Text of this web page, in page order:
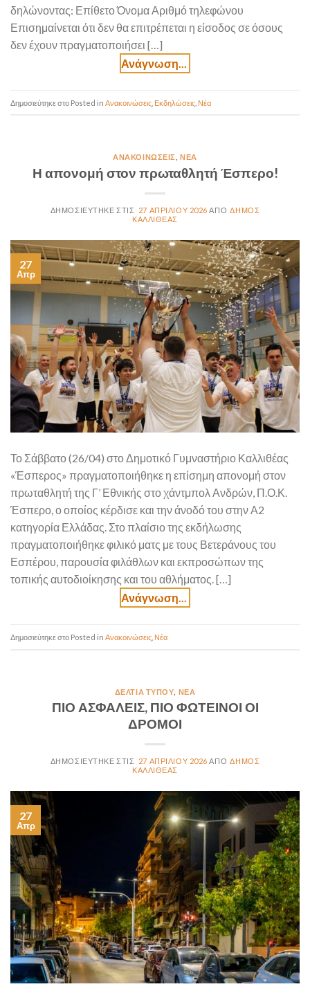
δηλώνοντας: Επίθετο Όνομα Αριθμό τηλεφώνου
Επισημαίνεται ότι δεν θα επιτρέπεται η είσοδος σε όσους
δεν έχουν πραγματοποιήσει […]
Posted in Ανακοινώσεις Εκδηλώσεις Νέα
ΑΝΑΚΟΙΝΏΣΕΙΣ ,ΝΈΑ
Η απονομή στον πρωταθλητή Έσπερο!
27 ΑΠΡΙΛΊΟΥ 2026
ΔΉΜΟΣ
ΚΑΛΛΙΘΈΑΣ
27
Απρ
Το Σάββατο (26/04) στο Δημοτικό Γυμναστήριο Καλλιθέας
«Έσπερος» πραγματοποιήθηκε η επίσημη απονομή στον
πρωταθλητή της Γ’ Εθνικής στο χάντμπολ Ανδρών, Π.Ο.Κ.
Έσπερο, ο οποίος κέρδισε και την άνοδό του στην Α2
κατηγορία Ελλάδας. Στο πλαίσιο της εκδήλωσης
πραγματοποιήθηκε φιλικό ματς με τους Βετεράνους του
Εσπέρου, παρουσία φιλάθλων και εκπροσώπων της
τοπικής αυτοδιοίκησης και του αθλήματος. […]
Posted in Ανακοινώσεις Νέα
ΔΕΛΤΊΑ ΤΎΠΟΥ ΝΈΑ
ΠΙΟ ΑΣΦΑΛΕΙΣ, ΠΙΟ ΦΩΤΕΙΝΟΙ ΟΙ
ΔΡΟΜΟΙ
27 ΑΠΡΙΛΊΟΥ 2026
ΔΗΜΟΣ
ΚΑΛΛΙΘΕΑΣ
27
Απρ